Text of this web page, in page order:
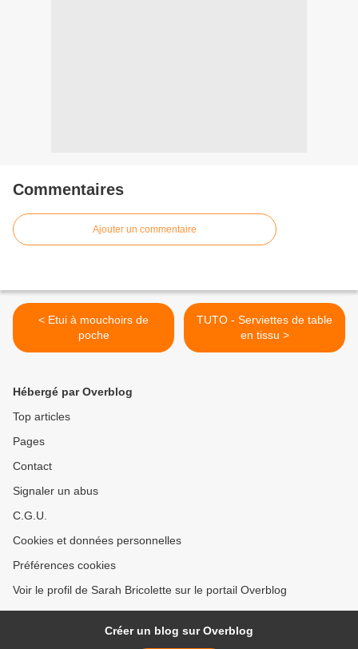
Commentaires
Ajouter un commentaire
< Etui à mouchoirs de
poche
TUTO - Serviettes de table
en tissu >
Hébergé par Overblog
Top articles
Pages
Contact
Signaler un abus
C.G.U.
Cookies et données personnelles
Préférences cookies
Voir le profil de Sarah Bricolette sur le portail Overblog
Créer un blog sur Overblog